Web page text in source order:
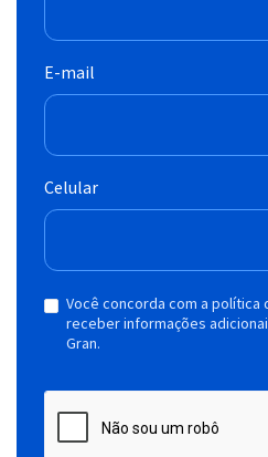
E-mail
Celular
Você concorda com a política
receber informações
Gran.